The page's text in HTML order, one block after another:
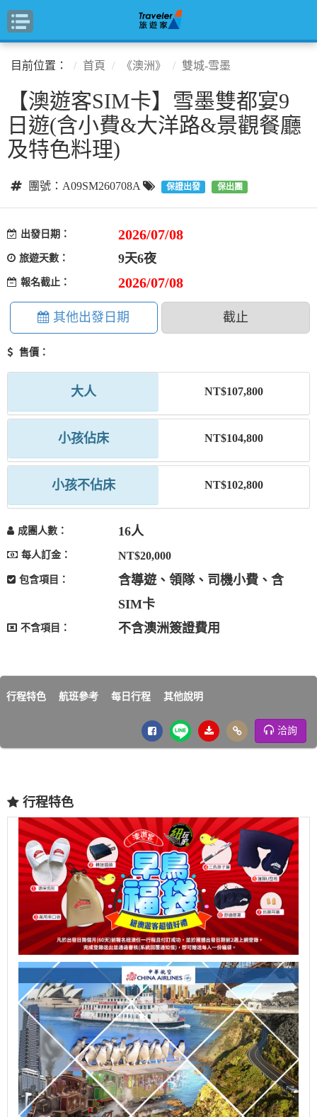
目前位置： 首頁 《澳洲》 雙城-雪墨
【澳遊客SIM卡】雪墨雙都宴9
日遊(含小費&大洋路&景觀餐廳
及特色料理)
團號：A09SM260708A 保證出發 保出團
出發日期： 2026/07/08
旅遊天數： 9天6夜
報名截止： 2026/07/08
其他出發日期 截止
售價：
大人 NT$107,800
小孩佔床 NT$104,800
小孩不佔床 NT$102,800
成團人數： 16人
每人訂金： NT$20,000
包含項目：
含導遊、領隊、司機小費、含
SIM卡
不含項目： 不含澳洲簽證費用
行程特色 航班參考 每日行程 其他說明
洽詢
行程特色